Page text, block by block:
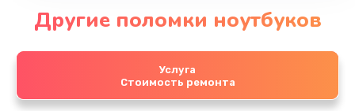
Другие поломки ноутбуков
Услуга
Стоимость ремонта